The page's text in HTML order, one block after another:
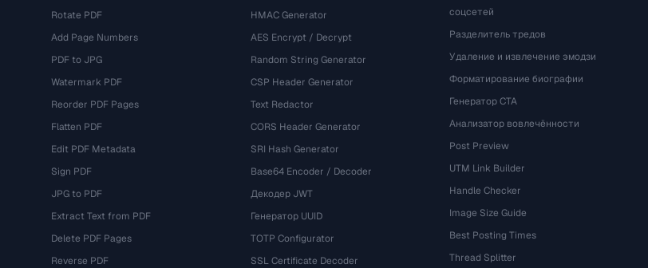
Rotate PDF
Add Page Numbers
PDF to JPG
Watermark PDF
Reorder PDF Pages
Flatten PDF
Edit PDF Metadata
Sign PDF
JPG to PDF
Extract Text from PDF
Delete PDF Pages
Reverse PDF
HMAC Generator
AES Encrypt / Decrypt
Random String Generator
CSP Header Generator
Text Redactor
CORS Header Generator
SRI Hash Generator
Base64 Encoder / Decoder
Декодер JWT
Генератор UUID
TOTP Configurator
SSL Certificate Decoder
соцсетей
Разделитель тредов
Удаление и извлечение эмодзи
Форматирование биографии
Генератор CTA
Анализатор вовлечённости
Post Preview
UTM Link Builder
Handle Checker
Image Size Guide
Best Posting Times
Thread Splitter